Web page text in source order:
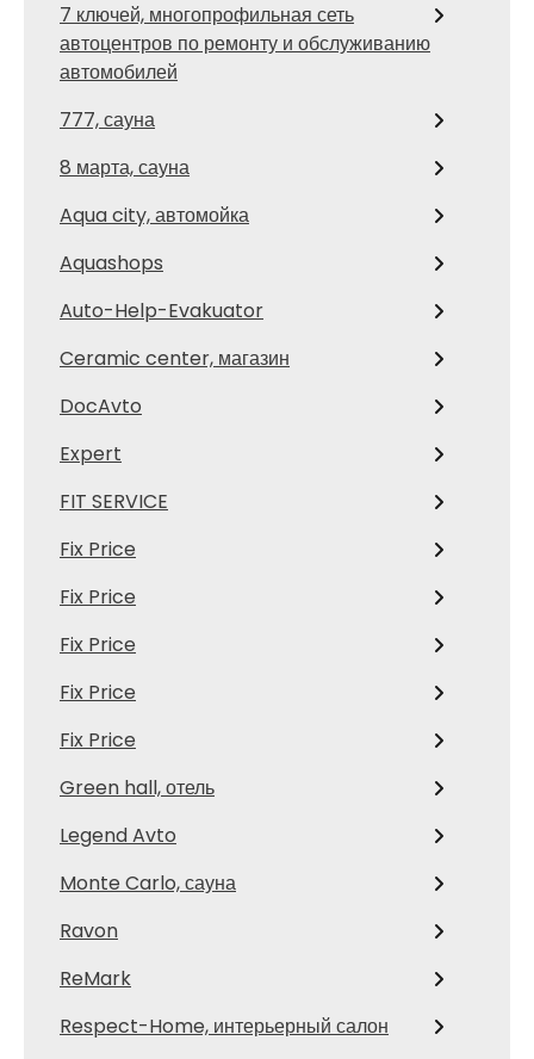
7 ключей, многопрофильная сеть
автоцентров по ремонту и обслуживанию
автомобилей
777, сауна
8 марта, сауна
Aqua city, автомойка
Aquashops
Auto-Help-Evakuator
Ceramic center, магазин
DocAvto
Expert
FIT SERVICE
Fix Price
Fix Price
Fix Price
Fix Price
Fix Price
Green hall, отель
Legend Avto
Monte Carlo, сауна
Ravon
ReMark
Respect-Home, интерьерный салон